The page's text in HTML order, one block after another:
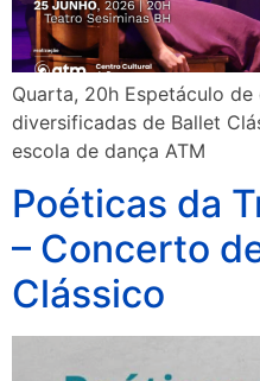
Quarta, 20h Espetáculo
diversificadas de Ballet
escola de dança ATM
Poéticas da
– Concerto
Clássico